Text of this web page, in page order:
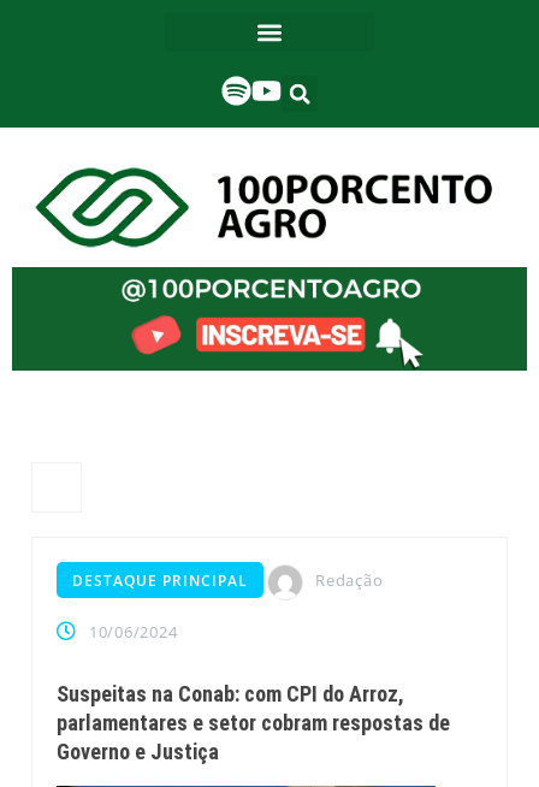
DESTAQUE PRINCIPAL Redação
10/06/2024
Suspeitas na Conab: com CPI do Arroz,
parlamentares e setor cobram respostas de
Governo e Justiça